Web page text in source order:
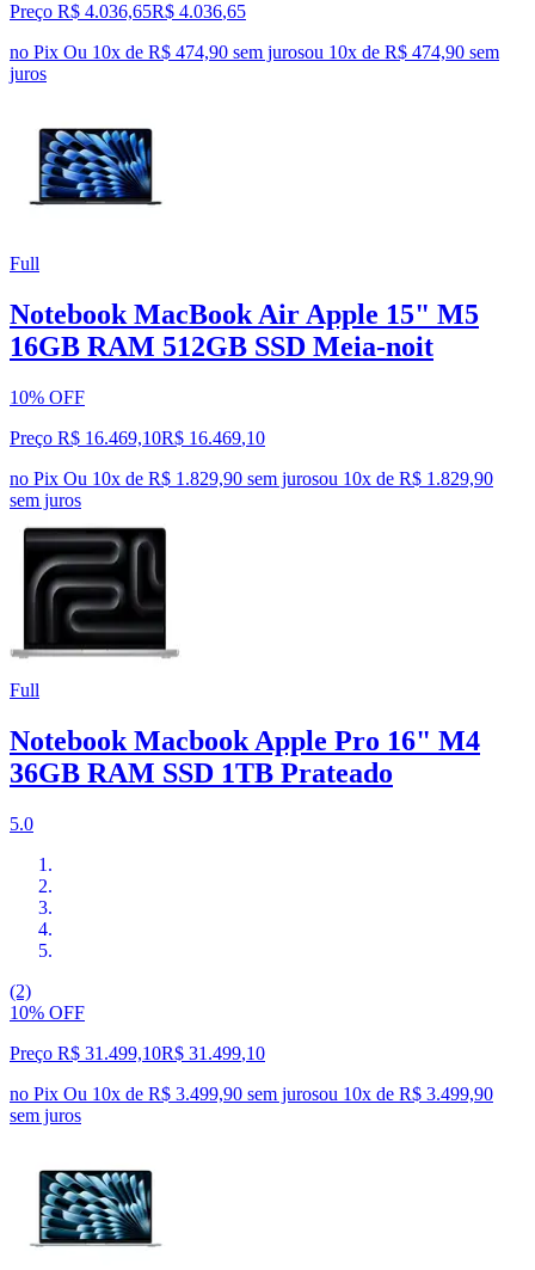
Preço R$ 4.036,65R$ 4.036,65
no Pix Ou 10x de R$ 474,90 sem jurosou 10x de R$ 474,90 sem
juros
Full
Notebook MacBook Air Apple 15" M5
16GB RAM 512GB SSD Meia‑noit
10% OFF
Preço R$ 16.469,10R$ 16.469,10
no Pix Ou 10x de R$ 1.829,90 sem jurosou 10x de R$ 1.829,90
sem juros
Full
Notebook Macbook Apple Pro 16" M4
36GB RAM SSD 1TB Prateado
5.0
(2)
10% OFF
Preço R$ 31.499,10R$ 31.499,10
no Pix Ou 10x de R$ 3.499,90 sem jurosou 10x de R$ 3.499,90
sem juros